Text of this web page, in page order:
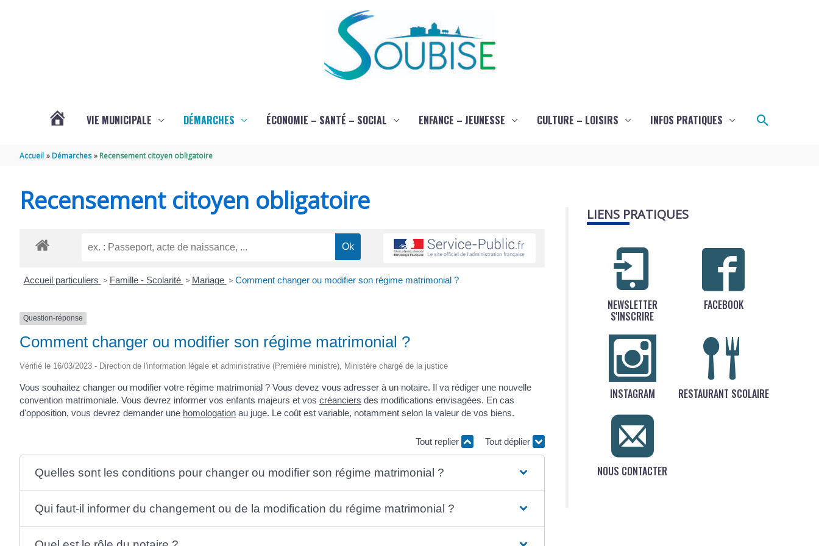
VIE MUNICIPALE DÉMARCHES ÉCONOMIE – SANTÉ – SOCIAL ENFANCE – JEUNESSE CULTURE – LOISIRS INFOS PRATIQUES
Accueil Démarches Recensement citoyen obligatoire
Recensement citoyen obligatoire
Accueil particuliers > Famille - Scolarité > Mariage > Comment changer ou modifier son régime matrimonial ?
Question-réponse
Comment changer ou modifier son régime matrimonial ?
Vérifié le 16/03/2023 - Direction de l'information légale et administrative (Première ministre), Ministère chargé de la justice
Vous souhaitez changer ou modifier votre régime matrimonial ? Vous devez vous adresser à un notaire. Il va rédiger une nouvelle
convention matrimoniale. Vous devrez informer vos enfants majeurs et vos créanciers des modifications envisagées. En cas
d'opposition, vous devrez demander une homologation au juge. Le coût est variable, notamment selon la valeur de vos biens.
Tout replier Tout déplier
Quelles sont les conditions pour changer ou modifier son régime matrimonial ?
Qui faut-il informer du changement ou de la modification du régime matrimonial ?
LIENS PRATIQUES
NEWSLETTER
S'INSCRIRE
FACEBOOK
INSTAGRAM RESTAURANT SCOLAIRE
NOUS CONTACTER